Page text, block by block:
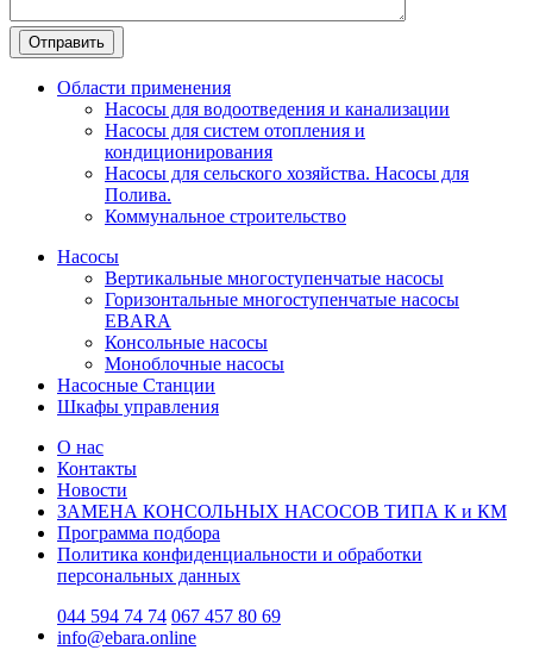
Области применения
Насосы для водоотведения и канализации
Насосы для систем отопления и
кондиционирования
Насосы для сельского хозяйства. Насосы для
Полива.
Коммунальное строительство
Насосы
Вертикальные многоступенчатые насосы
Горизонтальные многоступенчатые насосы
EBARA
Консольные насосы
Моноблочные насосы
Насосные Станции
Шкафы управления
О нас
Контакты
Новости
ЗАМЕНА КОНСОЛЬНЫХ НАСОСОВ ТИПА К и КМ
Программа подбора
Политика конфиденциальности и обработки
персональных данных
044 594 74 74 067 457 80 69
info@ebara.online